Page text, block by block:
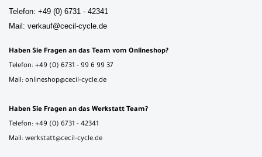
Telefon: +49 (0) 6731 - 42341
Mail: verkauf@cecil-cycle.de
Haben Sie Fragen an das Team vom Onlineshop?
Telefon: +49 (0) 6731 - 99 6 99 37
Mail: onlineshop@cecil-cycle.de
Haben Sie Fragen an das Werkstatt Team?
Telefon: +49 (0) 6731 - 42341
Mail: werkstatt@cecil-cycle.de